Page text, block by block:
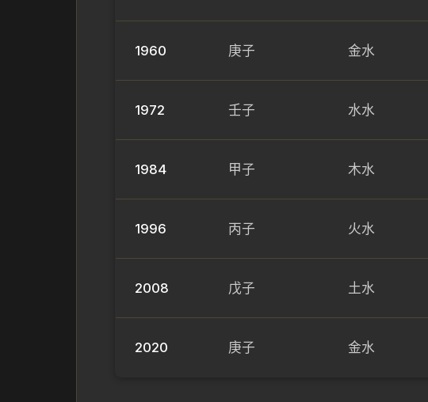
1960 庚子 金水
1972 壬子 水水
1984 甲子 木水
1996 丙子 火水
2008 戊子 土水
2020 庚子 金水